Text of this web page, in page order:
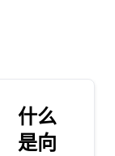
什么
是向